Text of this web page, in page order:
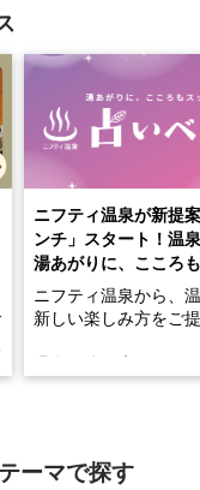
ニフティ温泉が新提
ンチ」スタート！温
湯あがりに、こころ
ニフティ温泉から、
新しい楽しみ方をご提
手相やタロットなど気
ーマで探す